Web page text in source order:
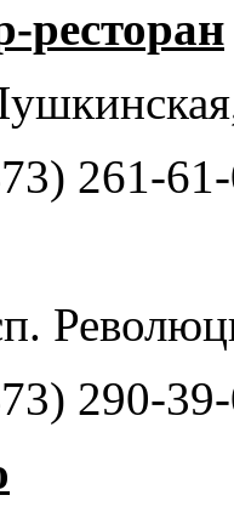
ресторан
261-
290-